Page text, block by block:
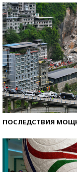
ПОСЛЕДСТВИЯ